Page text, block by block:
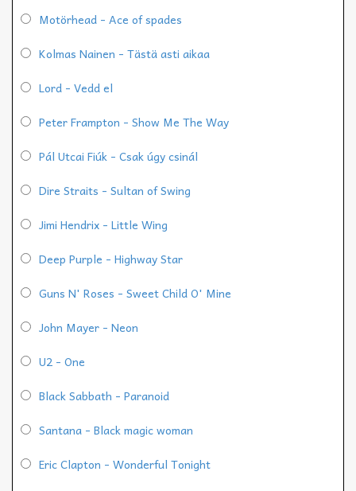
Motörhead - Ace of spades
Kolmas Nainen - Tästä asti aikaa
Lord - Vedd el
Peter Frampton - Show Me The Way
Pál Utcai Fiúk - Csak úgy csinál
Dire Straits - Sultan of Swing
Jimi Hendrix - Little Wing
Deep Purple - Highway Star
Guns N' Roses - Sweet Child O' Mine
John Mayer - Neon
U2 - One
Black Sabbath - Paranoid
Santana - Black magic woman
Eric Clapton - Wonderful Tonight